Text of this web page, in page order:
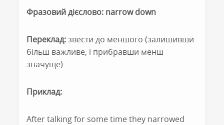
Фразовий дієслово: narrow down
Переклад:звести до меншого (залишивши
більш важливе, і прибравши менш
значуще)
Приклад:
After talking for some time they narrowed